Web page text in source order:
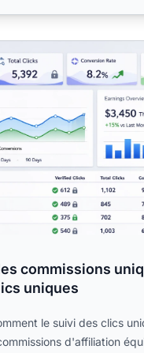
uniquement
commissions
uniques
le suivi des clics
d'affiliation